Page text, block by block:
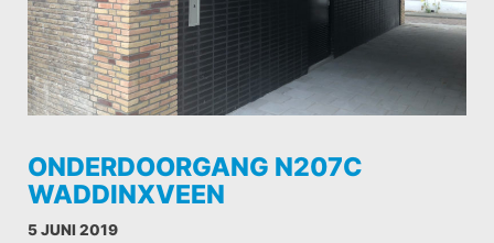
ONDERDOORGANG N207C
WADDINXVEEN
5 JUNI 2019